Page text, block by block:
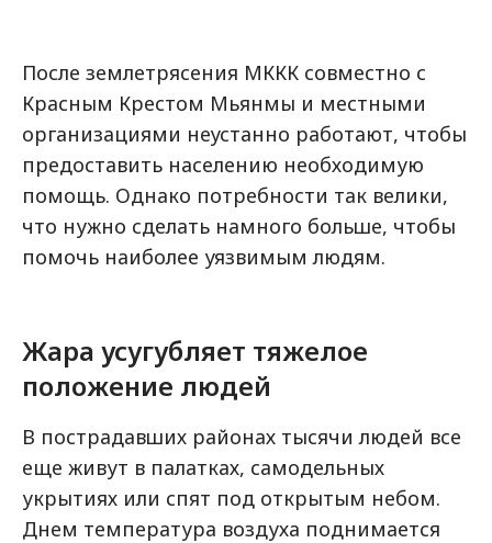
После землетрясения МККК совместно с
Красным Крестом Мьянмы и местными
организациями неустанно работают, чтобы
предоставить населению необходимую
помощь. Однако потребности так велики,
что нужно сделать намного больше, чтобы
помочь наиболее уязвимым людям.
Жара усугубляет тяжелое
положение людей
В пострадавших районах тысячи людей все
еще живут в палатках, самодельных
укрытиях или спят под открытым небом.
Днем температура воздуха поднимается